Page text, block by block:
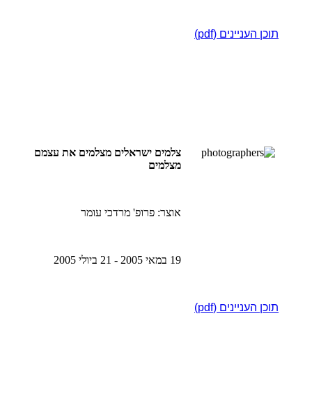
תוכן העניינים (pdf)
צלמים ישראלים מצלמים את עצמם
מצלמים
אוצר: פרופ' מרדכי עומר
19 במאי 2005 - 21 ביולי 2005
תוכן העניינים (pdf)